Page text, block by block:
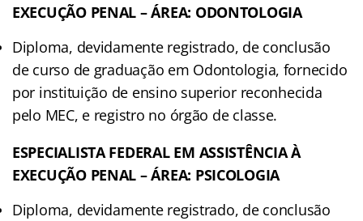
EXECUÇÃO PENAL – ÁREA: ODONTOLOGIA
Diploma, devidamente registrado, de conclusão
de curso de graduação em Odontologia, fornecido
por instituição de ensino superior reconhecida
pelo MEC, e registro no órgão de classe.
ESPECIALISTA FEDERAL EM ASSISTÊNCIA À
EXECUÇÃO PENAL – ÁREA: PSICOLOGIA
Diploma, devidamente registrado, de conclusão